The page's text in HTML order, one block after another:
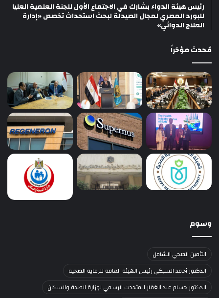
رئيس هيئة الدواء بشارك في الاجتماع الأول للجنة العلمية العليا
للبورد المصري لمجال الصيدلة لبحث استحداث تخصص «إدارة
العلاج الدوائي»
مُحدث مؤخراً
وسوم
التأمين الصحي الشامل
الدكتور أحمد السبكي رئيس الهيئة العامة للرعاية الصحية
الدكتور حسام عبد الغفار المتحدث الرسمي لوزارة الصحة والسكان